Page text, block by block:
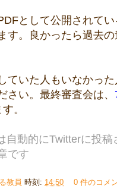
として公開されて
す。良かったら過去
ていた人もいなかっ
さい。最終審査会は、
。
自動的にTwitterに投
です
教員 時刻: 14:50 0 件のコメ